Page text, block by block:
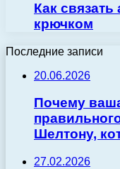
Как
крючком
Последние записи
20.06.2026
Почему
Шелтону,
27.02.2026